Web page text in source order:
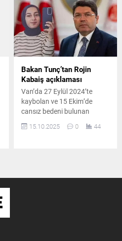
davaya ilişkin desteğini
yakında farklı bir şekilde
duyuracağını söyledi.
Bakan Tunç’tan Rojin
Kabaiş açıklaması
Van’da 27 Eylül 2024’te
kaybolan ve 15 Ekim’de
cansız bedeni bulunan
üniversite öğrencisi Rojin
Kabaiş’le ilgili soruşturma
15.10.2025 0 44